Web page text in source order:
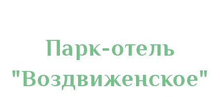
Парк-отель
"Воздвиженское"